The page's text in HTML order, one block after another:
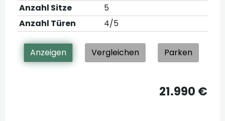
Anzahl Sitze
5
Anzahl Türen
4/5
Anzeigen Vergleichen Parken
21.990 €